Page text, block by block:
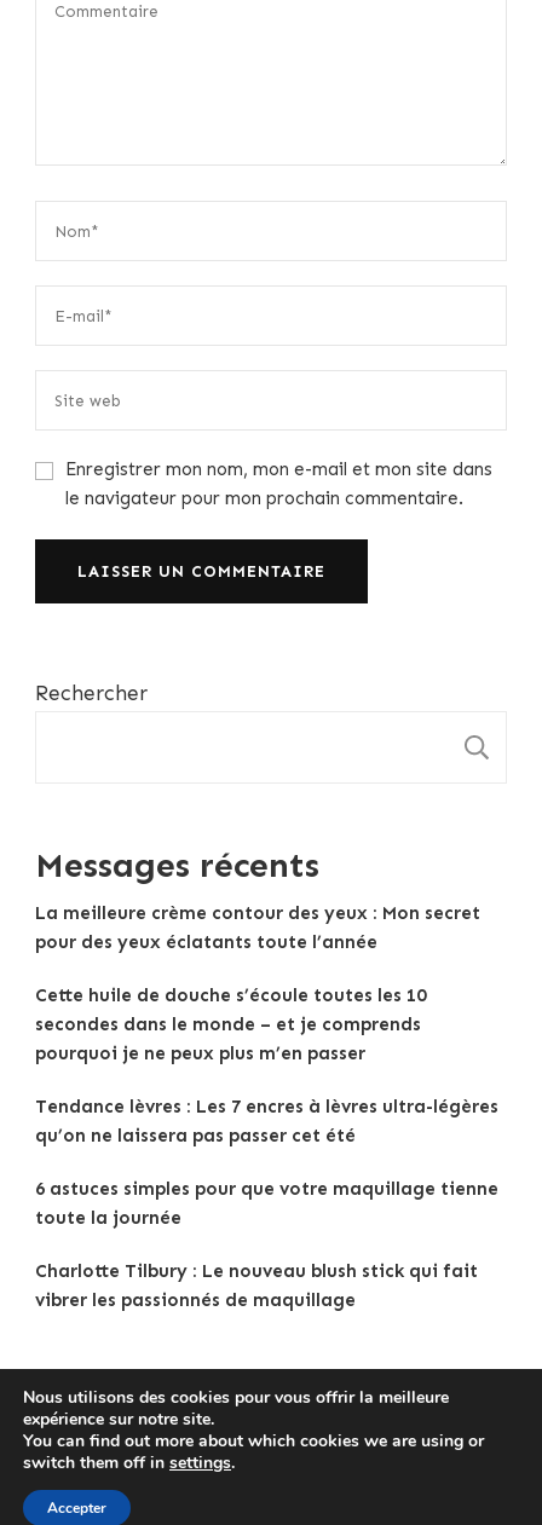
Enregistrer mon nom, mon e-mail et mon site dans
le navigateur pour mon prochain commentaire.
Rechercher
Messages récents
La meilleure crème contour des yeux : Mon secret
pour des yeux éclatants toute l’année
Cette huile de douche s’écoule toutes les 10
secondes dans le monde – et je comprends
pourquoi je ne peux plus m’en passer
Tendance lèvres : Les 7 encres à lèvres ultra-légères
qu’on ne laissera pas passer cet été
6 astuces simples pour que votre maquillage tienne
toute la journée
Charlotte Tilbury : Le nouveau blush stick qui fait
vibrer les passionnés de maquillage
Copyright © 2025Tenue Femme
Politique de confidentialité
Blossom Themes
Nous utilisons des cookies pour vous offrir la meilleure
expérience sur notre site.
You can find out more about which cookies we are using or
switch them off in settings.
Accepter